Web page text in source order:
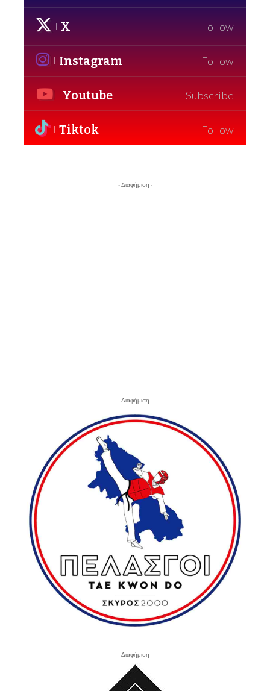
X Follow
Instagram Follow
Youtube Subscribe
Tiktok Follow
- Διαφήμιση -
- Διαφήμιση -
- Διαφήμιση -